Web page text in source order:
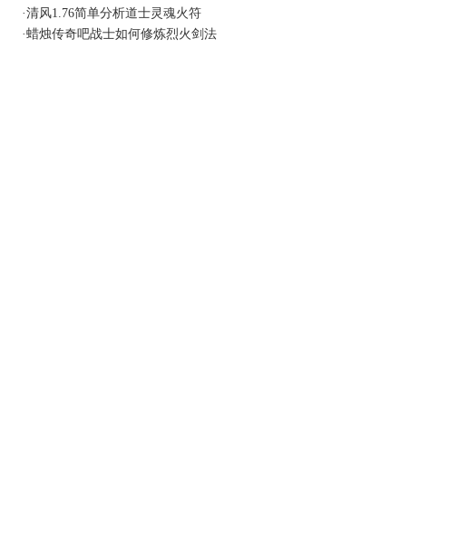
·清风1.76简单分析道士灵魂火符
·蜡烛传奇吧战士如何修炼烈火剑法